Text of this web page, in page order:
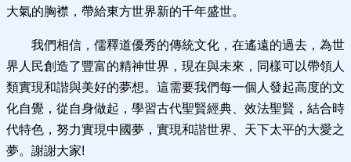
大氣的胸襟，帶給東方世界新的千年盛世。
我們相信，儒釋道優秀的傳統文化，在遙遠的過去，為世
界人民創造了豐富的精神世界，現在與未來，同樣可以帶領人
類實現和諧與美好的夢想。這需要我們每一個人發起高度的文
化自覺，從自身做起，學習古代聖賢經典、效法聖賢，結合時
代特色，努力實現中國夢，實現和諧世界、天下太平的大愛之
夢。謝謝大家!